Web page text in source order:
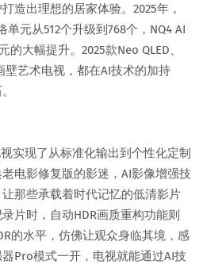
造出理想的居家体验。2025年，
单元从512个升级到768个，NQ4 AI
的大幅提升。2025款Neo QLED、
壁艺术电视，都在AI技术的加持
实现了从标准化输出到个性化定制
电影修复版的影迷，AI影像增强技
那些承载着时代记忆的低清影片
片时，自动HDR画质重构功能则
的水平，仿佛让观众身临其境，感
Pro模式一开，电视就能通过AI技